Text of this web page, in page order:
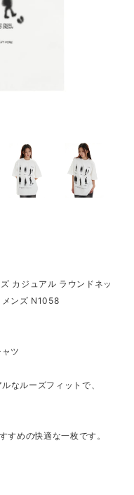
カジュアル ラウンドネッ
ンズ N1058
ツ
なルーズフィットで、
めの快適な一枚です。